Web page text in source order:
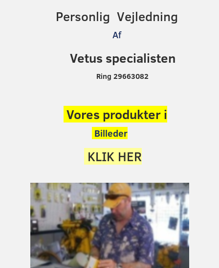
Personlig Vejledning
Af
Vetus specialisten
Ring 29663082
Vores produkter i
Billeder
KLIK HER